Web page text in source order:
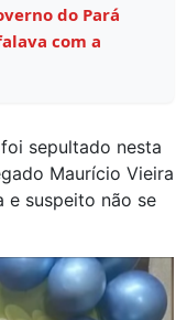
do Pará
com a
sepultado nesta
Maurício Vieira
e suspeito não se